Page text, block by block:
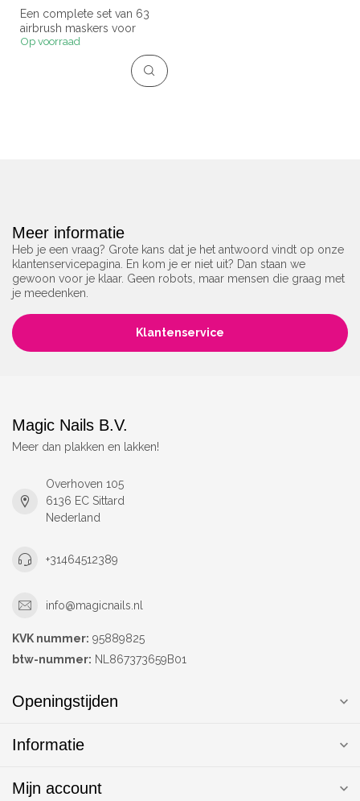
Een complete set van 63
airbrush maskers voor
eindeloze creativiteit.
Op voorraad
Meer informatie
Heb je een vraag? Grote kans dat je het antwoord vindt op onze
klantenservicepagina. En kom je er niet uit? Dan staan we
gewoon voor je klaar. Geen robots, maar mensen die graag met
je meedenken.
Klantenservice
Magic Nails B.V.
Meer dan plakken en lakken!
Overhoven 105
6136 EC Sittard
Nederland
+31464512389
info@magicnails.nl
KVK nummer: 95889825
btw-nummer: NL867373659B01
Openingstijden
Informatie
Mijn account